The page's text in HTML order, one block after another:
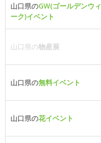
山口県のGW(ゴールデンウィ
ーク)イベント
山口県の物産展
山口県の無料イベント
山口県の花イベント